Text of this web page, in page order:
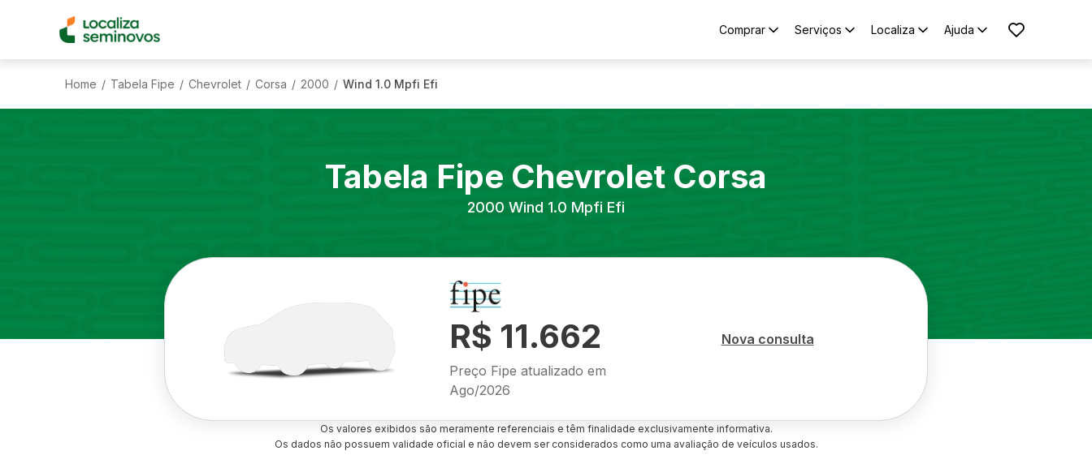
Comprar Serviços Localiza Ajuda
Home / Tabela Fipe / Chevrolet / Corsa / 2000 / Wind 1.0 Mpfi Efi
Tabela Fipe Chevrolet Corsa
2000 Wind 1.0 Mpfi Efi
R$ 11.662
Preço Fipe atualizado em
Ago/2026
Nova consulta
Os valores exibidos são meramente referenciais e têm finalidade exclusivamente informativa.
Os dados não possuem validade oficial e não devem ser considerados como uma avaliação de veículos usados.